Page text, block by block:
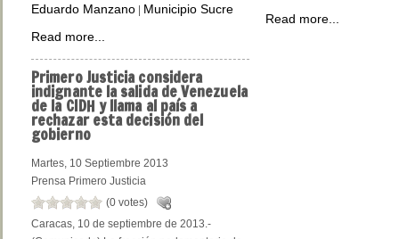
Eduardo Manzano | Municipio Sucre
Read more...
Read more...
PrimeroJusticia considera
indignante la salida de Venezuela
de la CIDH y llama al país a
rechazar esta decisión del
gobierno
Martes, 10 Septiembre 2013
Prensa Primero Justicia
(0 votes)
Caracas, 10 de septiembre de 2013.-